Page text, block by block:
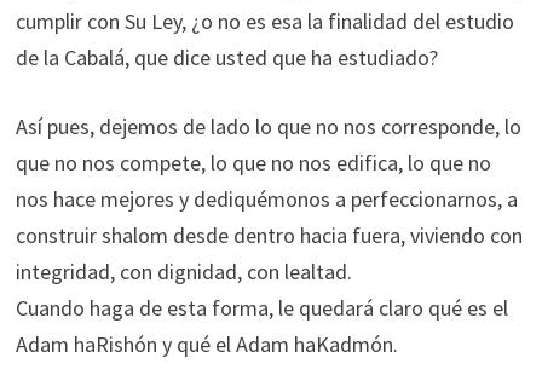
cumplir con Su Ley, ¿o no es esa la finalidad del estudio
de la Cabalá, que dice usted que ha estudiado?
Así pues, dejemos de lado lo que no nos corresponde, lo
que no nos compete, lo que no nos edifica, lo que no
nos hace mejores y dediquémonos a perfeccionarnos, a
construir shalom desde dentro hacia fuera, viviendo con
integridad, con dignidad, con lealtad.
Cuando haga de esta forma, le quedará claro qué es el
Adam haRishón y qué el Adam haKadmón.